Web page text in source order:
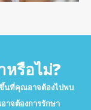
รือไม่?
นที่คุณอาจต้องไปพบ
จต้องการรักษา